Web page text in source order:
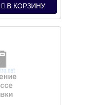
В КОРЗИНУ